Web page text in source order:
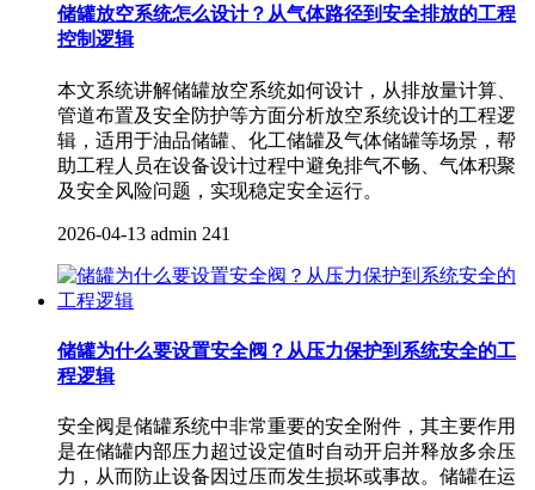
储罐放空系统怎么设计？从气体路径到安全排放的工程
控制逻辑
本文系统讲解储罐放空系统如何设计，从排放量计算、
管道布置及安全防护等方面分析放空系统设计的工程逻
辑，适用于油品储罐、化工储罐及气体储罐等场景，帮
助工程人员在设备设计过程中避免排气不畅、气体积聚
及安全风险问题，实现稳定安全运行。
2026-04-13 admin 241
储罐为什么要设置安全阀？从压力保护到系统安全的工
程逻辑
安全阀是储罐系统中非常重要的安全附件，其主要作用
是在储罐内部压力超过设定值时自动开启并释放多余压
力，从而防止设备因过压而发生损坏或事故。储罐在运